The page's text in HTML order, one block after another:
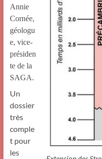
Annie
Cornée,
géologu
e, vice-
présiden
te de la
SAGA.
Un
dossier
très
comple
t pour
les